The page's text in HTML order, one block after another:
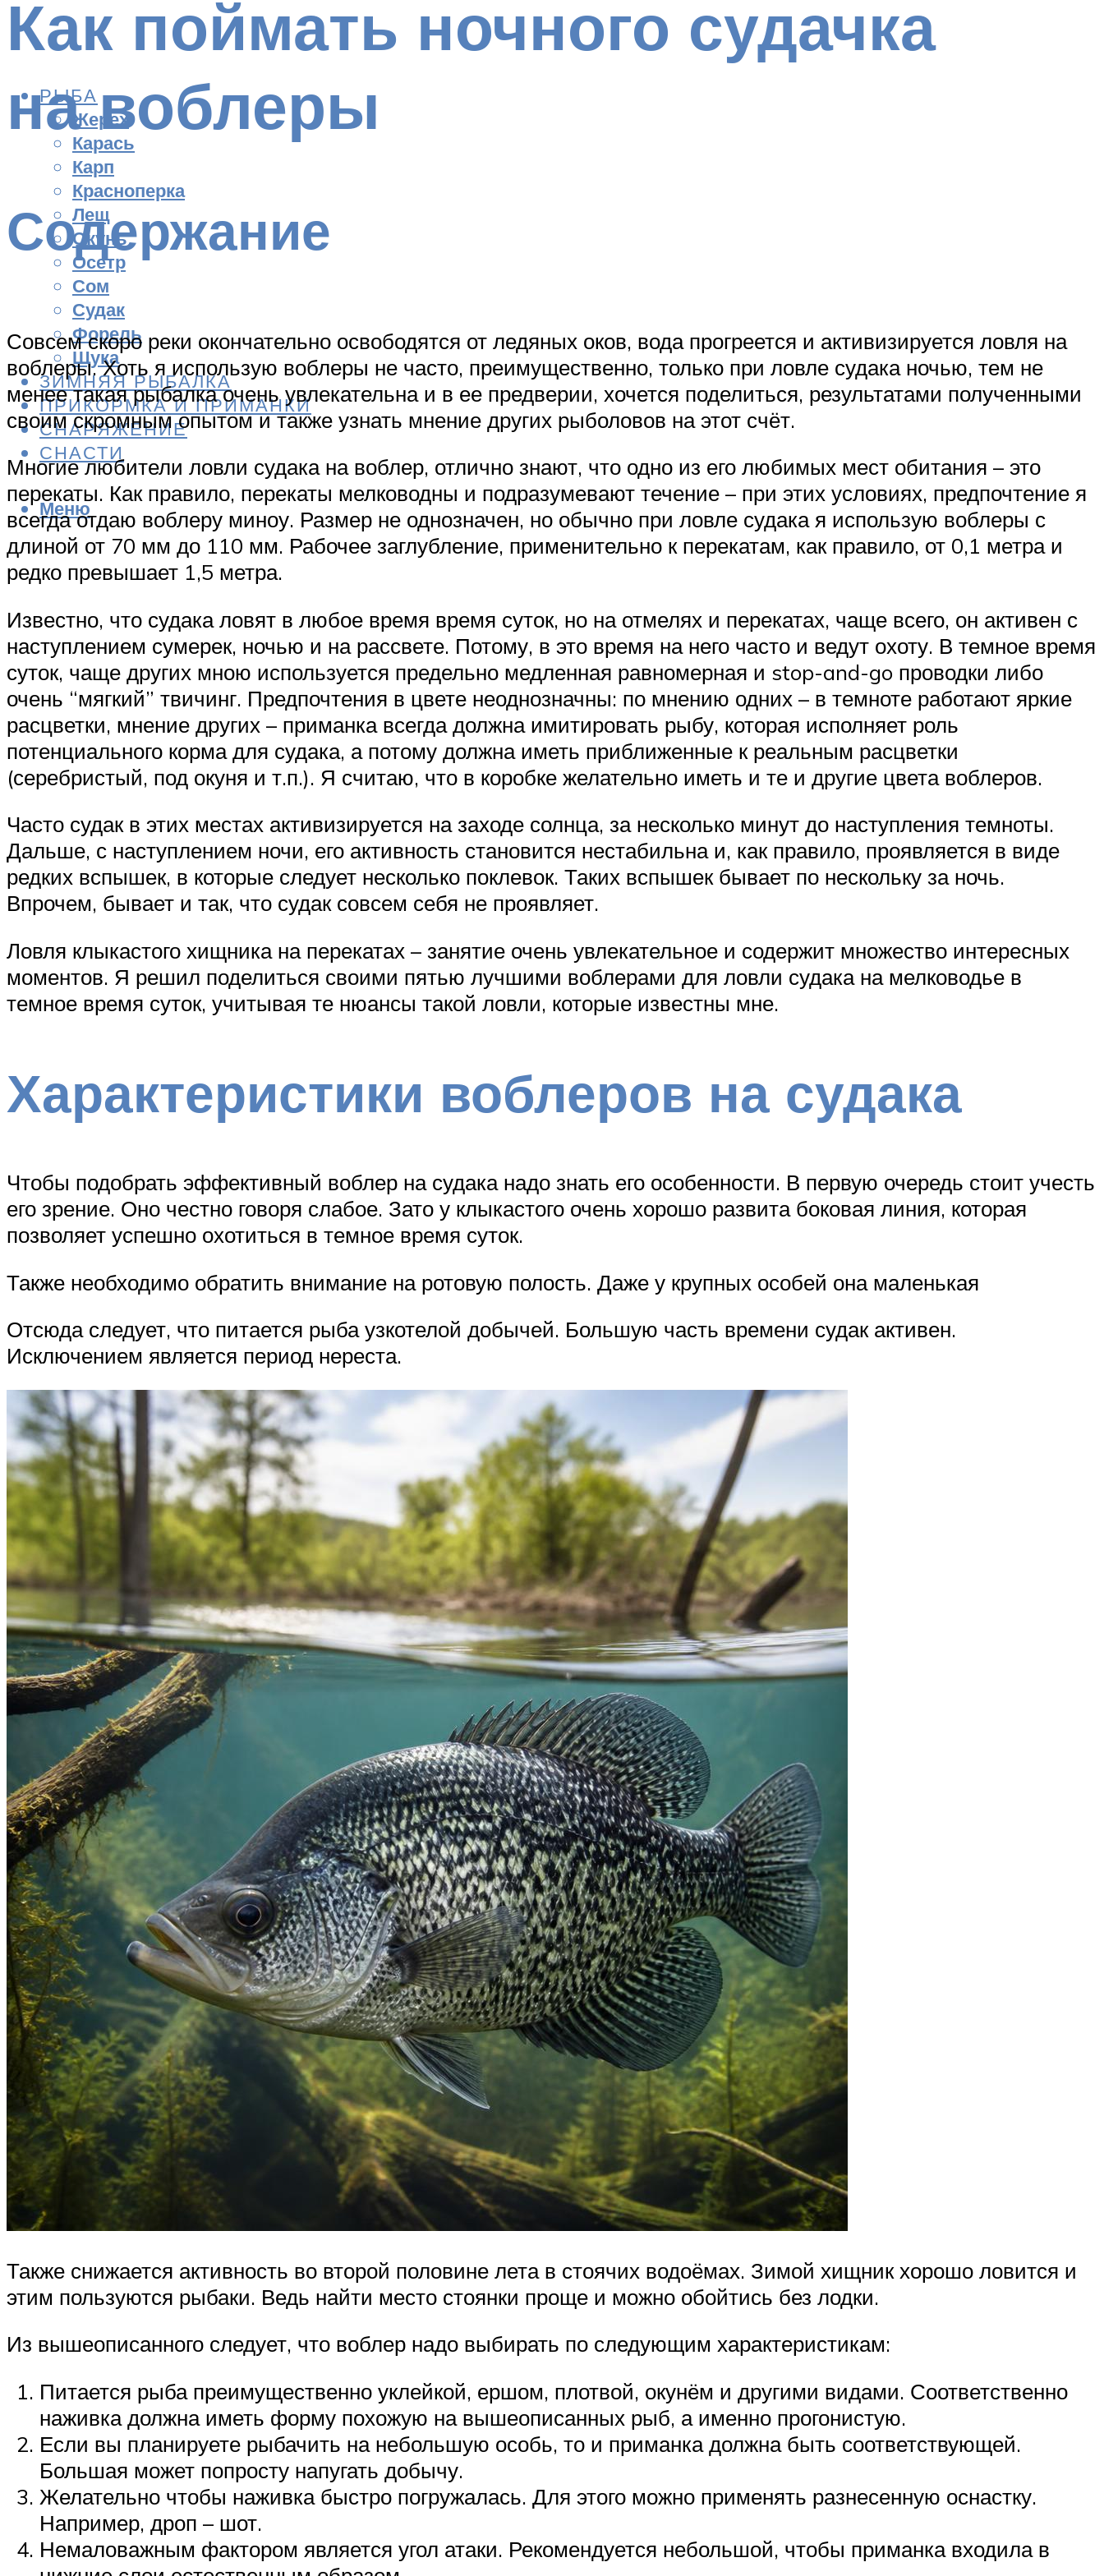
РЫБА
Жерех
Карась
Карп
Красноперка
Лещ
Окунь
Осетр
Сом
Судак
Форель
Щука
ЗИМНЯЯ РЫБАЛКА
ПРИКОРМКА И ПРИМАНКИ
СНАРЯЖЕНИЕ
СНАСТИ
Меню
Как поймать ночного судачка
на воблеры
Содержание
Совсем скоро реки окончательно освободятся от ледяных оков, вода прогреется и активизируется ловля на
воблеры. Хоть я использую воблеры не часто, преимущественно, только при ловле судака ночью, тем не
менее такая рыбалка очень увлекательна и в ее предверии, хочется поделиться, результатами полученными
своим скромным опытом и также узнать мнение других рыболовов на этот счёт.
Многие любители ловли судака на воблер, отлично знают, что одно из его любимых мест обитания – это
перекаты. Как правило, перекаты мелководны и подразумевают течение – при этих условиях, предпочтение я
всегда отдаю воблеру миноу. Размер не однозначен, но обычно при ловле судака я использую воблеры с
длиной от 70 мм до 110 мм. Рабочее заглубление, применительно к перекатам, как правило, от 0,1 метра и
редко превышает 1,5 метра.
Известно, что судака ловят в любое время время суток, но на отмелях и перекатах, чаще всего, он активен с
наступлением сумерек, ночью и на рассвете. Потому, в это время на него часто и ведут охоту. В темное время
суток, чаще других мною используется предельно медленная равномерная и stop-and-go проводки либо
очень “мягкий” твичинг. Предпочтения в цвете неоднозначны: по мнению одних – в темноте работают яркие
расцветки, мнение других – приманка всегда должна имитировать рыбу, которая исполняет роль
потенциального корма для судака, а потому должна иметь приближенные к реальным расцветки
(серебристый, под окуня и т.п.). Я считаю, что в коробке желательно иметь и те и другие цвета воблеров.
Часто судак в этих местах активизируется на заходе солнца, за несколько минут до наступления темноты.
Дальше, с наступлением ночи, его активность становится нестабильна и, как правило, проявляется в виде
редких вспышек, в которые следует несколько поклевок. Таких вспышек бывает по нескольку за ночь.
Впрочем, бывает и так, что судак совсем себя не проявляет.
Ловля клыкастого хищника на перекатах – занятие очень увлекательное и содержит множество интересных
моментов. Я решил поделиться своими пятью лучшими воблерами для ловли судака на мелководье в
темное время суток, учитывая те нюансы такой ловли, которые известны мне.
Характеристики воблеров на судака
Чтобы подобрать эффективный воблер на судака надо знать его особенности. В первую очередь стоит учесть
его зрение. Оно честно говоря слабое. Зато у клыкастого очень хорошо развита боковая линия, которая
позволяет успешно охотиться в темное время суток.
Также необходимо обратить внимание на ротовую полость. Даже у крупных особей она маленькая
Отсюда следует, что питается рыба узкотелой добычей. Большую часть времени судак активен.
Исключением является период нереста.
Также снижается активность во второй половине лета в стоячих водоёмах. Зимой хищник хорошо ловится и
этим пользуются рыбаки. Ведь найти место стоянки проще и можно обойтись без лодки.
Из вышеописанного следует, что воблер надо выбирать по следующим характеристикам:
Питается рыба преимущественно уклейкой, ершом, плотвой, окунём и другими видами. Соответственно
наживка должна иметь форму похожую на вышеописанных рыб, а именно прогонистую.
Если вы планируете рыбачить на небольшую особь, то и приманка должна быть соответствующей.
Большая может попросту напугать добычу.
Желательно чтобы наживка быстро погружалась. Для этого можно применять разнесенную оснастку.
Например, дроп – шот.
Немаловажным фактором является угол атаки. Рекомендуется небольшой, чтобы приманка входила в